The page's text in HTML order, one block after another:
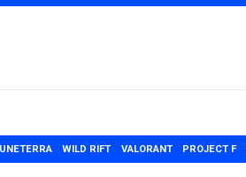
WILD RIFT VALORANT PROJECT F